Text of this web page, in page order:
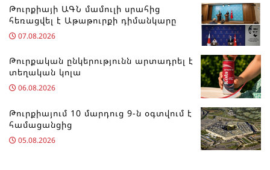
Թուրքիայի ԱԳՆ մամուլի սրահից
հեռացվել է Աթաթուրքի դիմանկարը
07.08.2026
Թուրքական ընկերությունն արտադրել է
տեղական կոլա
06.08.2026
Թուրքիայում 10 մարդուց 9-ն օգտվում է
համացանցից
05.08.2026